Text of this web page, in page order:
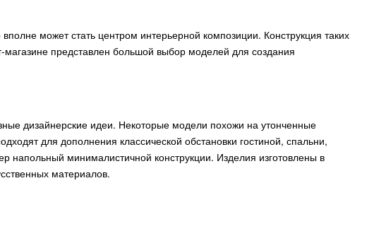
может стать центром интерьерной композиции. Конструкция таких
представлен большой выбор моделей для создания
дизайнерские идеи. Некоторые модели похожи на утонченные
для дополнения классической обстановки гостиной, спальни,
напольный минималистичной конструкции. Изделия изготовлены в
материалов.